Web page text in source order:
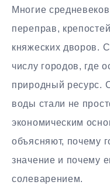
Многие
переправ,
княжеских дворов.
числу городов, где
природный ресурс.
воды стали не
экономическим
объясняют, почему
значение и почему
солеварением.